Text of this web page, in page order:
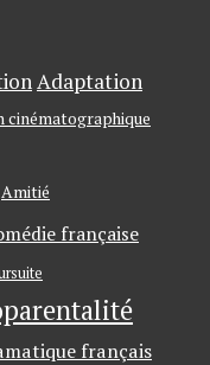
Adaptation
cinématographique
Amitié
française
français